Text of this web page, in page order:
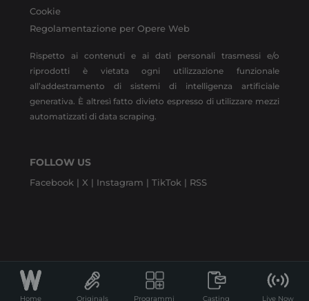
Cookie
Regolamentazione per Opere Web
Rispetto ai contenuti e ai dati personali trasmessi e/o
riprodotti è vietata ogni utilizzazione funzionale
all’addestramento di sistemi di intelligenza artificiale
generativa. È altresì fatto divieto espresso di utilizzare mezzi
automatizzati di data scraping.
FOLLOW US
Facebook | X | Instagram | TikTok | RSS
Home Originals Programmi Casting Live Now